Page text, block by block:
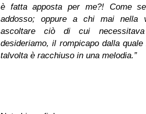
è fatta apposta per me?! Come
addosso; oppure a chi mai nella
ascoltare ciò di cui
desideriamo, il rompicapo dalla
talvolta è racchiuso in una melodia.”